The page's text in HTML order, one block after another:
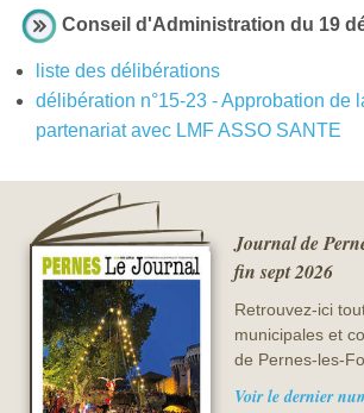
Conseil d'Administration du 19
liste des délibérations
délibération n°15-23 - Approbation de
partenariat avec LMF ASSO SANTE
Journal de
fin sept 2026
Retrouvez-ici
municipales et
de Pernes-les-
Voir le dernier